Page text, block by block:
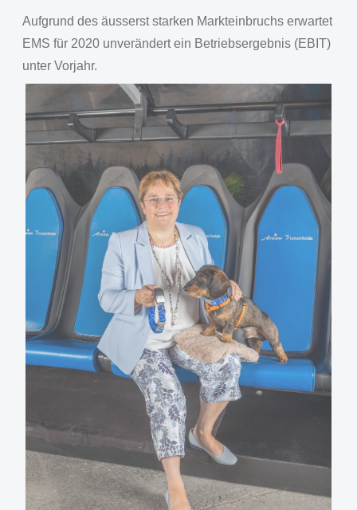
Aufgrund des äusserst starken Markteinbruchs erwartet
EMS für 2020 unverändert ein Betriebsergebnis (EBIT)
unter Vorjahr.